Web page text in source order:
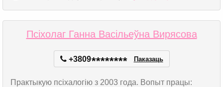
Псіхолаг Ганна Васільеўна Вирясова
+3809******** Паказаць
Практыкую псіхалогію з 2003 года. Вопыт працы: